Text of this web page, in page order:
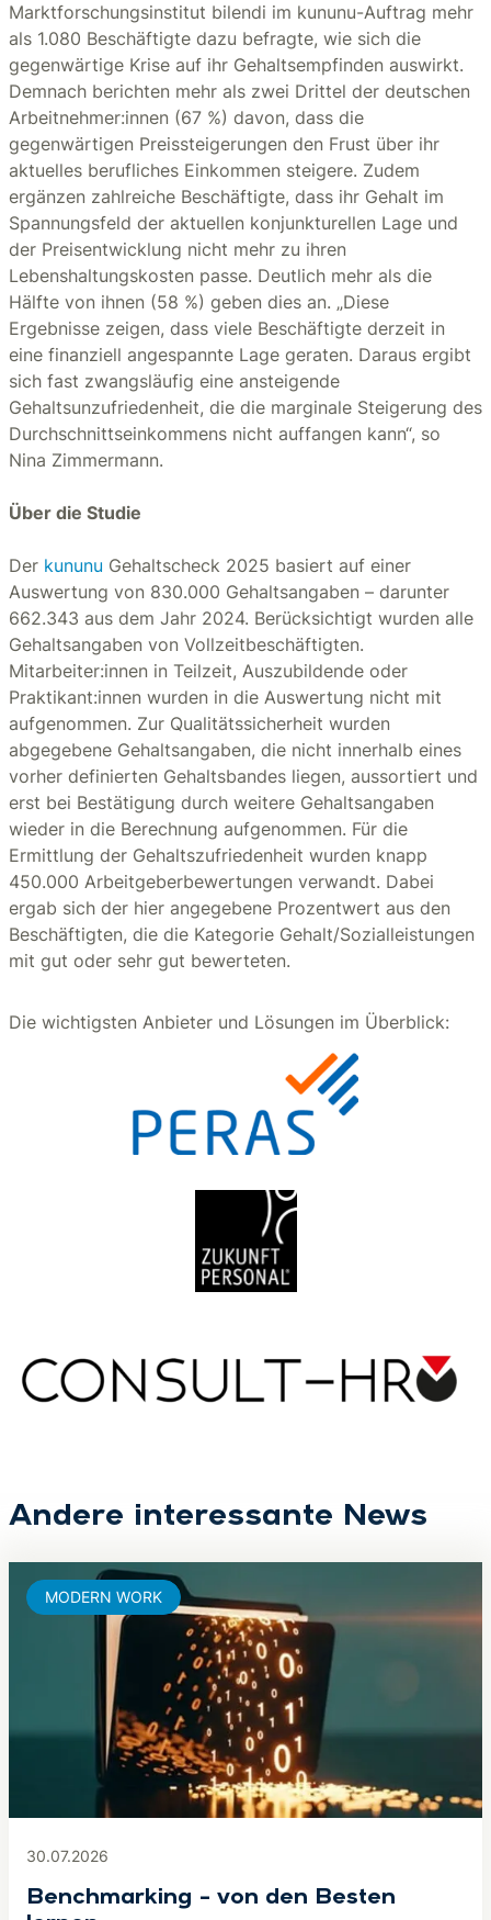
Marktforschungsinstitut bilendi im kununu-Auftrag mehr
als 1.080 Beschäftigte dazu befragte, wie sich die
gegenwärtige Krise auf ihr Gehaltsempfinden auswirkt.
Demnach berichten mehr als zwei Drittel der deutschen
Arbeitnehmer:innen (67 %) davon, dass die
gegenwärtigen Preissteigerungen den Frust über ihr
aktuelles berufliches Einkommen steigere. Zudem
ergänzen zahlreiche Beschäftigte, dass ihr Gehalt im
Spannungsfeld der aktuellen konjunkturellen Lage und
der Preisentwicklung nicht mehr zu ihren
Lebenshaltungskosten passe. Deutlich mehr als die
Hälfte von ihnen (58 %) geben dies an. „Diese
Ergebnisse zeigen, dass viele Beschäftigte derzeit in
eine finanziell angespannte Lage geraten. Daraus ergibt
sich fast zwangsläufig eine ansteigende
Gehaltsunzufriedenheit, die die marginale Steigerung des
Durchschnittseinkommens nicht auffangen kann“, so
Nina Zimmermann.
Über die Studie
Der kununu Gehaltscheck 2025 basiert auf einer
Auswertung von 830.000 Gehaltsangaben – darunter
662.343 aus dem Jahr 2024. Berücksichtigt wurden alle
Gehaltsangaben von Vollzeitbeschäftigten.
Mitarbeiter:innen in Teilzeit, Auszubildende oder
Praktikant:innen wurden in die Auswertung nicht mit
aufgenommen. Zur Qualitätssicherheit wurden
abgegebene Gehaltsangaben, die nicht innerhalb eines
vorher definierten Gehaltsbandes liegen, aussortiert und
erst bei Bestätigung durch weitere Gehaltsangaben
wieder in die Berechnung aufgenommen. Für die
Ermittlung der Gehaltszufriedenheit wurden knapp
450.000 Arbeitgeberbewertungen verwandt. Dabei
ergab sich der hier angegebene Prozentwert aus den
Beschäftigten, die die Kategorie Gehalt/Sozialleistungen
mit gut oder sehr gut bewerteten.
Die wichtigsten Anbieter und Lösungen im Überblick:
Andere interessante News
30.07.2026
Benchmarking – von den Besten
MODERN WORK